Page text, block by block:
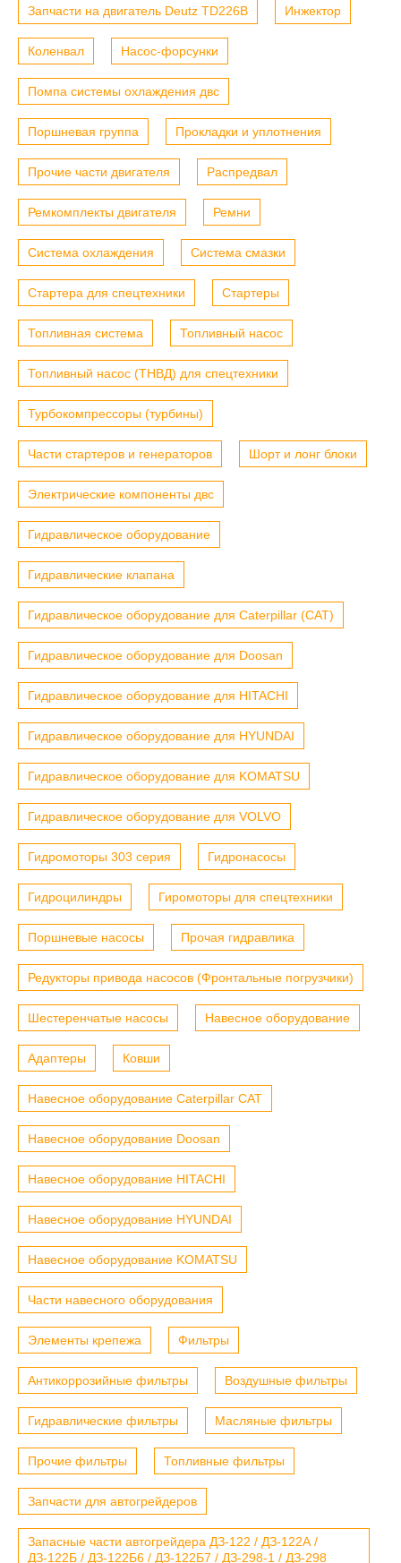
Запчасти на двигатель Deutz TD226B Инжектор
Коленвал Насос-форсунки
Помпа системы охлаждения двс
Поршневая группа Прокладки и уплотнения
Прочие части двигателя Распредвал
Ремкомплекты двигателя Ремни
Система охлаждения Система смазки
Стартера для спецтехники Стартеры
Топливная система Топливный насос
Топливный насос (ТНВД) для спецтехники
Турбокомпрессоры (турбины)
Части стартеров и генераторов Шорт и лонг блоки
Электрические компоненты двс
Гидравлическое оборудование
Гидравлические клапана
Гидравлическое оборудование для Caterpillar (CAT)
Гидравлическое оборудование для Doosan
Гидравлическое оборудование для HITACHI
Гидравлическое оборудование для HYUNDAI
Гидравлическое оборудование для KOMATSU
Гидравлическое оборудование для VOLVO
Гидромоторы 303 серия Гидронасосы
Гидроцилиндры Гиромоторы для спецтехники
Поршневые насосы Прочая гидравлика
Редукторы привода насосов (Фронтальные погрузчики)
Шестеренчатые насосы Навесное оборудование
Адаптеры Ковши
Навесное оборудование Caterpillar CAT
Навесное оборудование Doosan
Навесное оборудование HITACHI
Навесное оборудование HYUNDAI
Навесное оборудование KOMATSU
Части навесного оборудования
Элементы крепежа Фильтры
Антикоррозийные фильтры Воздушные фильтры
Гидравлические фильтры Масляные фильтры
Прочие фильтры Топливные фильтры
Запчасти для автогрейдеров
Запасные части автогрейдера ДЗ-122 / ДЗ-122А /
ДЗ-122Б / ДЗ-122Б6 / ДЗ-122Б7 / ДЗ-298-1 / ДЗ-298